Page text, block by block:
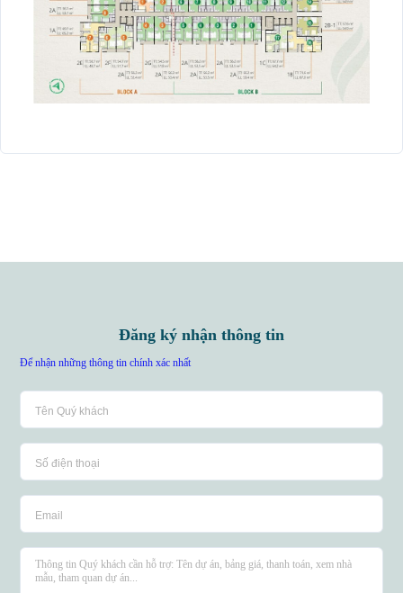
Đăng ký nhận thông tin
Để nhận những thông tin chính xác nhất